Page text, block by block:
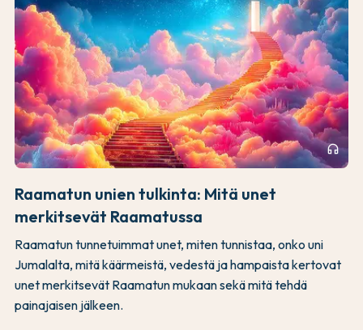
headphones
Raamatun unien tulkinta: Mitä unet
merkitsevät Raamatussa
Raamatun tunnetuimmat unet, miten tunnistaa, onko uni
Jumalalta, mitä käärmeistä, vedestä ja hampaista kertovat
unet merkitsevät Raamatun mukaan sekä mitä tehdä
painajaisen jälkeen.